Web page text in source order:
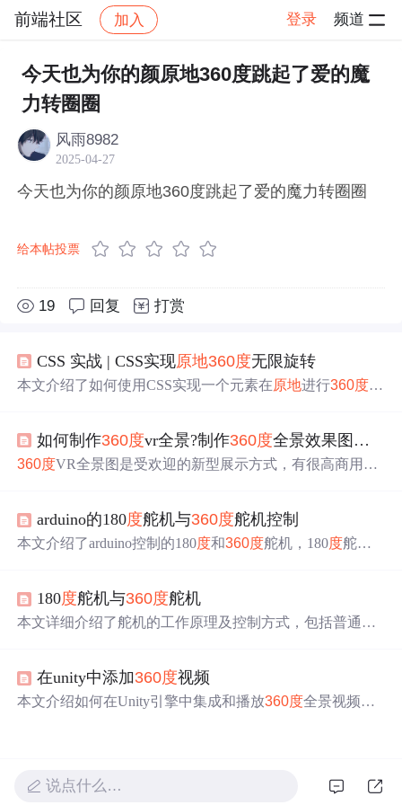
前端社区 加入 登录 频道
社区 前端社区 感慨 帖子详情
今天也为你的颜原地360度跳起了爱的魔
力转圈圈
风雨8982
2025-04-27
今天也为你的颜原地360度跳起了爱的魔力转圈圈
给本帖投票
19 回复 打赏
CSS 实战 | CSS实现原地360度无限旋转
本文介绍了如何使用CSS实现一个元素在原地进行360度的
如何制作360度vr全景?制作360度全景效果图有哪些技巧?
360度VR全景图是受欢迎的新型展示方式，有很高商用价
三脚架、垂直拍摄、设置白平衡、控制照片重叠率和快速
拍摄等。
arduino的180度舵机与360度舵机控制
本文介绍了arduino控制的180度和360度舵机，180度舵机
性能差异，如转速不一致。
180度舵机与360度舵机
本文详细介绍了舵机的工作原理及控制方式，包括普通舵
统的组成部分，在自动控制系统中的作用。
在unity中添加360度视频
本文介绍如何在Unity引擎中集成和播放360度全景视频，
说点什么…